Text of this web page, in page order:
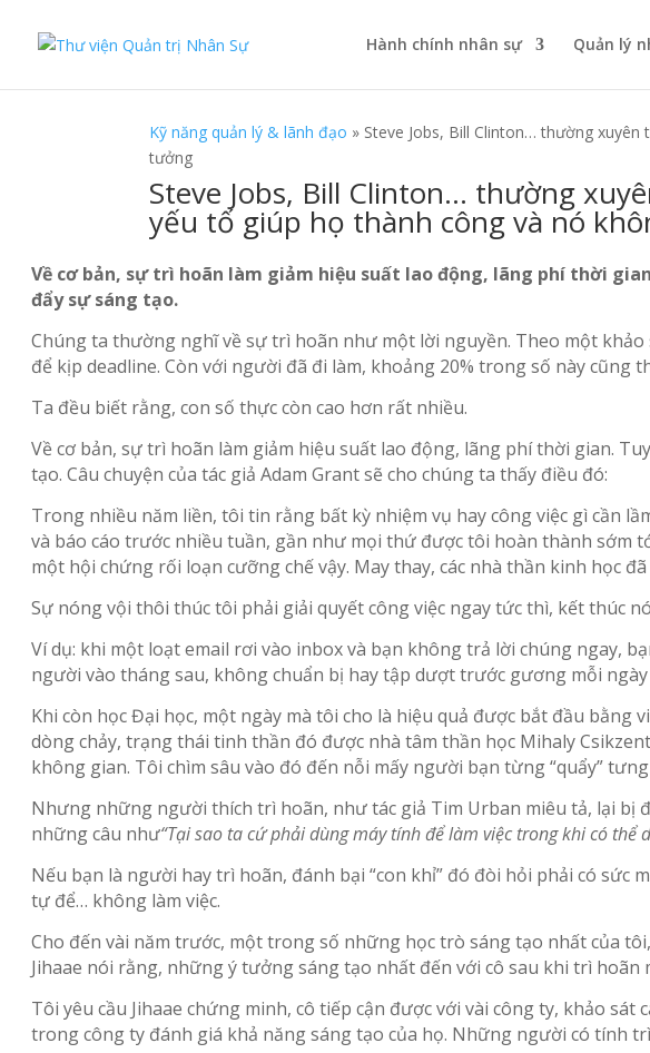
Hành chính nhân sự Quản lý
Kỹ năng quản lý & lãnh đạo » Steve Jobs, Bill Clinton… thường
tưởng
Steve Jobs, Bill Clinton… thường
yếu tố giúp họ thành công và nó
Về cơ bản, sự trì hoãn làm giảm hiệu suất lao động, lãng phí thời
đẩy sự sáng tạo.
Chúng ta thường nghĩ về sự trì hoãn như một lời nguyền. Theo một
để kịp deadline. Còn với người đã đi làm, khoảng 20% trong số này cũng
Ta đều biết rằng, con số thực còn cao hơn rất nhiều.
Về cơ bản, sự trì hoãn làm giảm hiệu suất lao động, lãng phí thời gian.
tạo. Câu chuyện của tác giả Adam Grant sẽ cho chúng ta thấy điều đó:
Trong nhiều năm liền, tôi tin rằng bất kỳ nhiệm vụ hay công việc gì cần
và báo cáo trước nhiều tuần, gần như mọi thứ được tôi hoàn thành sớm
một hội chứng rối loạn cưỡng chế vậy. May thay, các nhà thần kinh học
Sự nóng vội thôi thúc tôi phải giải quyết công việc ngay tức thì, kết thúc
Ví dụ: khi một loạt email rơi vào inbox và bạn không trả lời chúng ngay,
người vào tháng sau, không chuẩn bị hay tập dượt trước gương mỗi
Khi còn học Đại học, một ngày mà tôi cho là hiệu quả được bắt đầu
dòng chảy, trạng thái tinh thần đó được nhà tâm thần học Mihaly
không gian. Tôi chìm sâu vào đó đến nỗi mấy người bạn từng “quẩy”
Nhưng những người thích trì hoãn, như tác giả Tim Urban miêu tả, lại bị
những câu như“Tại sao ta cứ phải dùng máy tính để làm việc trong khi có thể
Nếu bạn là người hay trì hoãn, đánh bại “con khỉ” đó đòi hỏi phải có
tự để… không làm việc.
Cho đến vài năm trước, một trong số những học trò sáng tạo nhất của
Jihaae nói rằng, những ý tưởng sáng tạo nhất đến với cô sau khi trì hoãn
Tôi yêu cầu Jihaae chứng minh, cô tiếp cận được với vài công ty, khảo
trong công ty đánh giá khả năng sáng tạo của họ. Những người có tính